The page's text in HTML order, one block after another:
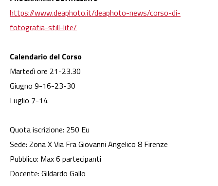
https://www.deaphoto.it/deaphoto-news/corso-di-
fotografia-still-life/
Calendario del Corso
Martedì ore 21-23.30
Giugno 9-16-23-30
Luglio 7-14
Quota iscrizione: 250 Eu
Sede: Zona X Via Fra Giovanni Angelico 8 Firenze
Pubblico: Max 6 partecipanti
Docente: Gildardo Gallo